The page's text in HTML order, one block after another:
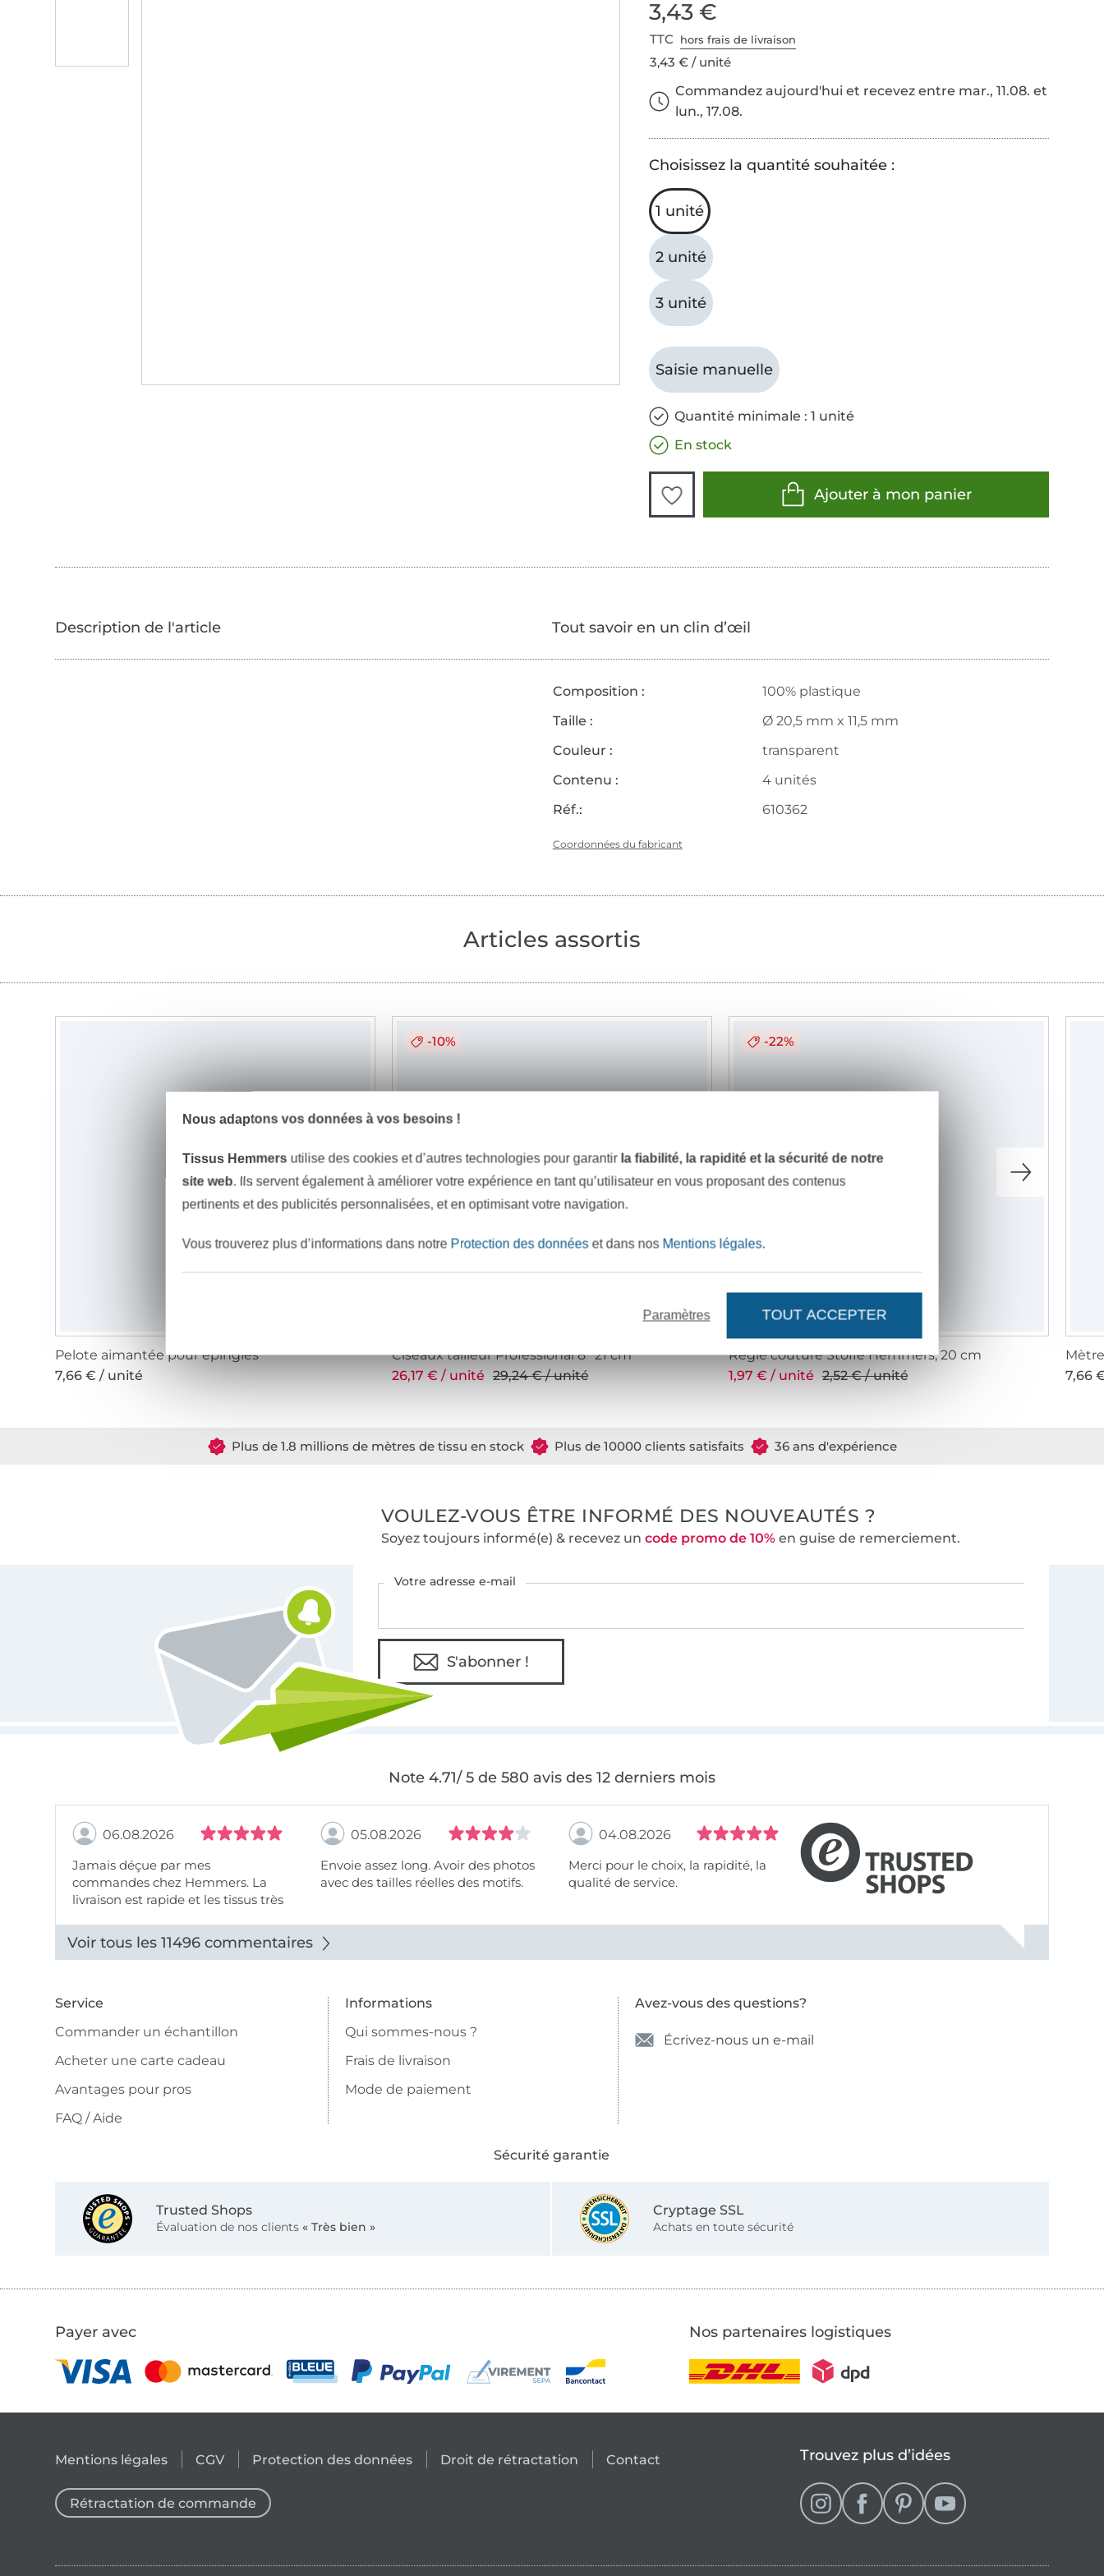
3,43 €
TTC hors frais de livraison
3,43 € / unité
Commandez aujourd'hui et recevez entre mar., 11.08. et
lun., 17.08.
Choisissez la quantité souhaitée :
1 unité
2 unité
3 unité
Saisie manuelle
Quantité minimale : 1 unité
En stock
Ajouter à mon panier
Tout savoir en un clin d’œil
Composition :
100% plastique
Taille :
Ø 20,5 mm x 11,5 mm
Couleur :
transparent
Contenu :
4 unités
Réf.:
610362
Coordonnées du fabricant
Articles assortis
Pelote aimantée pour épingles
7,66 € / unité
-10%
Ciseaux tailleur Professional 8'' 21 cm
26,17 € / unité 29,24 € / unité
-22%
Règle couture Stoffe Hemmers, 20 cm
1,97 € / unité 2,52 € / unité
7,66
Plus de 1.8 millions de mètres de tissu en stock Plus de 10000 clients satisfaits 36 ans d'expérience
VOULEZ-VOUS ÊTRE INFORMÉ DES NOUVEAUTÉS ?
Soyez toujours informé(e) & recevez un code promo de 10%en guise de remerciement.
Votre adresse e-mail
S'abonner !
Note 4.71/ 5 de 580 avis des 12 derniers mois
06.08.2026
Jamais déçue par mes
commandes chez Hemmers. La
livraison est rapide et les tissus très
05.08.2026
Envoie assez long. Avoir des photos
avec des tailles réelles des motifs.
04.08.2026
Merci pour le choix, la rapidité, la
qualité de service.
Voir tous les 11496 commentaires
Service
Commander un échantillon
Acheter une carte cadeau
Avantages pour pros
FAQ / Aide
Informations
Qui sommes-nous ?
Frais de livraison
Mode de paiement
Avez-vous des questions?
Écrivez-nous un e-mail
Sécurité garantie
Trusted Shops
Évaluation de nos clients « Très bien »
Cryptage SSL
Achats en toute sécurité
Payer avec Nos partenaires logistiques
Mentions légales CGV Protection des données Droit de rétractation Contact
Rétractation de commande
Trouvez plus d’idées
Nous adaptons vos données à vos besoins !
Tissus Hemmers utilise des cookies et d’autres technologies pour garantir la fiabilité, la rapidité et la sécurité de notre
site web. Ils servent également à améliorer votre expérience en tant qu’utilisateur en vous proposant des contenus
pertinents et des publicités personnalisées, et en optimisant votre navigation.
Vous trouverez plus d’informations dans notre Protection des donnéeset dans nos Mentions légales.
Paramètres TOUT ACCEPTER